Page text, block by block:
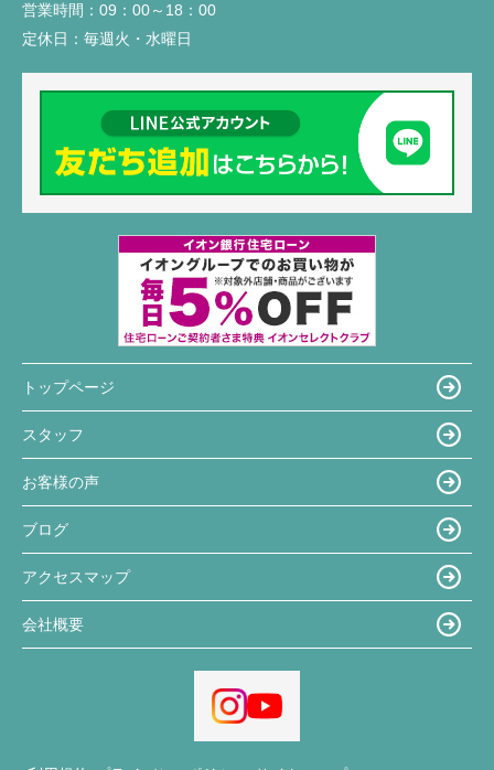
営業時間： 09：00～18：00
定休日： 毎週火・水曜日
トップページ
スタッフ
お客様の声
ブログ
アクセスマップ
会社概要